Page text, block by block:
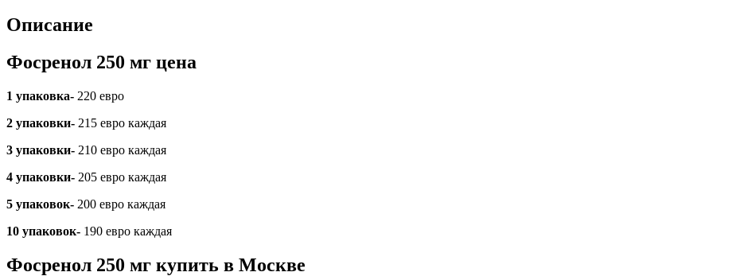
Описание
Фосренол 250 мг цена
1 упаковка- 220 евро
2 упаковки- 215 евро каждая
3 упаковки- 210 евро каждая
4 упаковки- 205 евро каждая
5 упаковок- 200 евро каждая
10 упаковок- 190 евро каждая
Фосренол 250 мг купить в Москве